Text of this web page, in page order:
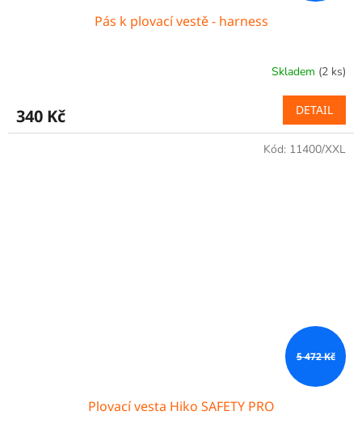
Pás k plovací vestě - harness
Skladem (2 ks)
340 Kč DETAIL
5 472 Kč
Plovací vesta Hiko SAFETY PRO
Kód: 11400/XXL